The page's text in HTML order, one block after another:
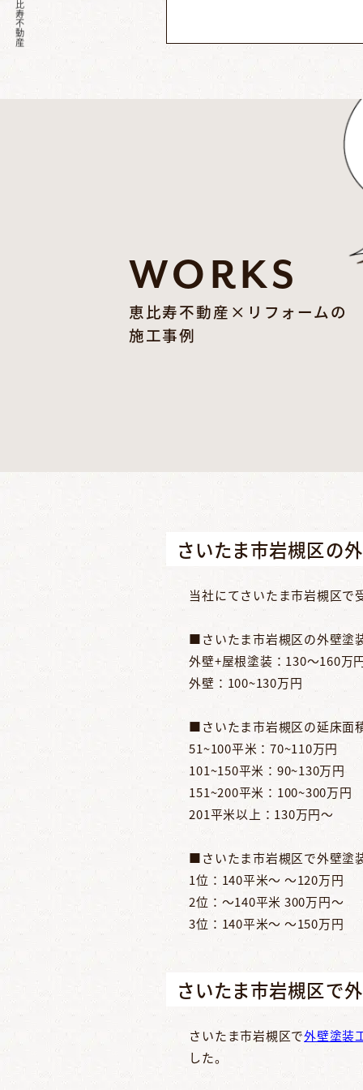
WORKS
恵比寿不動産×リフォームの
施工事例
さいたま市岩槻区の
当社にてさいたま市岩槻区で
■さいたま市岩槻区の外壁塗
外壁+屋根塗装：130～160万
外壁：100~130万円
■さいたま市岩槻区の延床面
51~100平米：70~110万円
101~150平米：90~130万円
151~200平米：100~300万円
201平米以上：130万円～
■さいたま市岩槻区で外壁塗
1位：140平米～ ～120万円
2位：～140平米 300万円～
3位：140平米～ ～150万円
さいたま市岩槻区で
さいたま市岩槻区で外壁塗装
した。